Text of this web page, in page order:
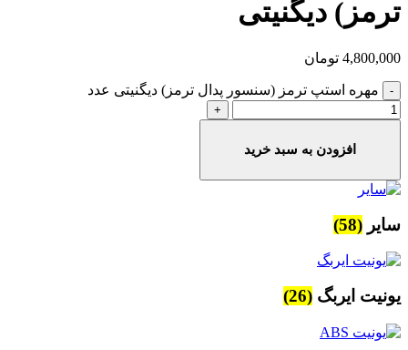
ترمز) دیگنیتی
4,800,000 تومان
مهره استپ ترمز (سنسور پدال ترمز) دیگنیتی عدد
افزودن به سبد خرید
سایر (58)
یونیت ایربگ (26)